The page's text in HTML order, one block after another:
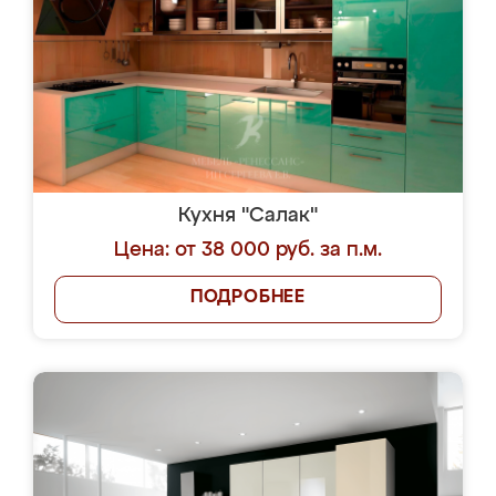
Кухня "Салак"
Цена: от 38 000 руб. за п.м.
ПОДРОБНЕЕ